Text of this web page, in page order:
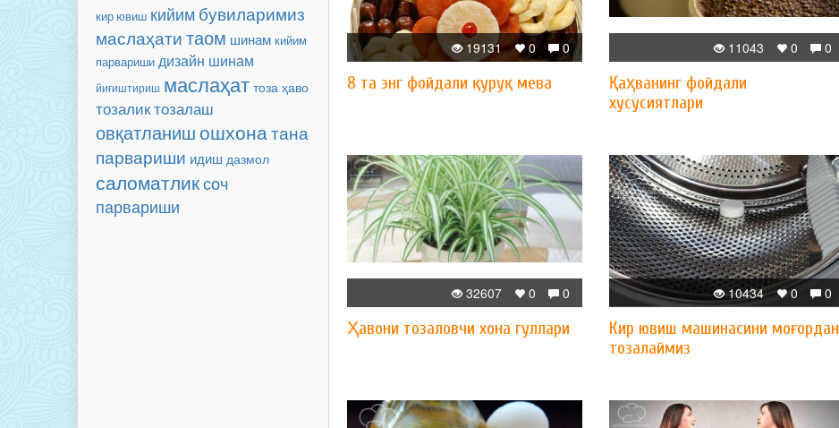
кир ювиш кийим бувиларимиз
маслаҳатитаом шинам кийим
парвариши дизайн шинам
йиғиштириш маслаҳат тоза ҳаво
тозаликтозалаш
овқатланиш ошхонатана
парвариши идиш дазмол
саломатликсоч
парвариши
0
0
19131
8 та энг фойдали қуруқ мева
0
0
11043
Қаҳванинг фойдали
хусусиятлари
0
0
32607
Ҳавони тозаловчи хона гуллари
0
0
10434
Кир ювиш машинасини моғордан
тозалаймиз